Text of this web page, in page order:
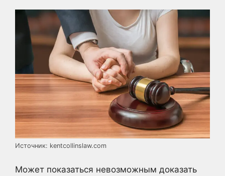
Источник: kentcollinslaw.com
Может показаться невозможным доказать